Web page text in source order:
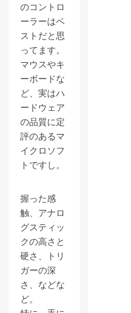
のコントロ
ーラーはベ
ストだと思
ってます。
マウスやキ
ーボードな
ど、実はハ
ードウェア
の品質に定
評のあるマ
イクロソフ
トですし。
握った感
触、アナロ
グスティッ
クの高さと
硬さ、トリ
ガーの深
さ、などな
ど。